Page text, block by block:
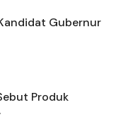
Gubernur
Produk